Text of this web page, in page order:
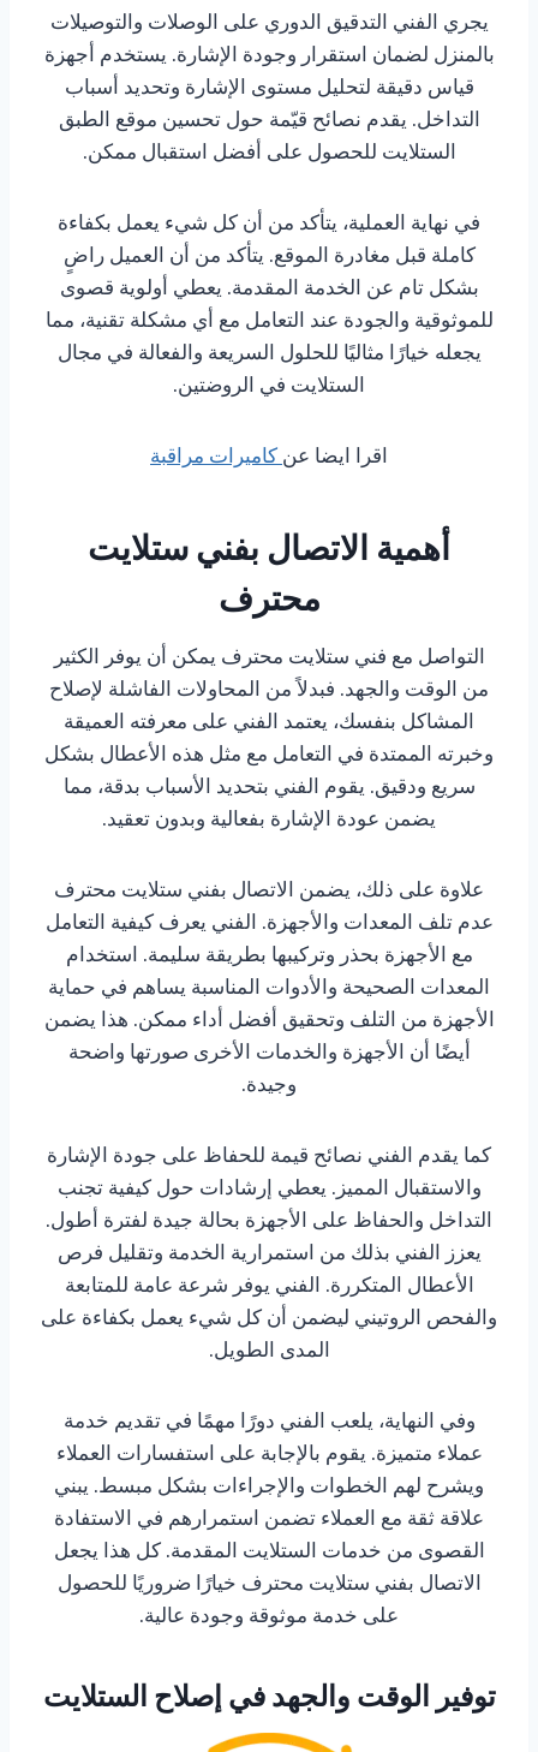
يجري الفني التدقيق الدوري على الوصلات والتوصيلات
بالمنزل لضمان استقرار وجودة الإشارة. يستخدم أجهزة
قياس دقيقة لتحليل مستوى الإشارة وتحديد أسباب
التداخل. يقدم نصائح قيّمة حول تحسين موقع الطبق
الستلايت للحصول على أفضل استقبال ممكن.
في نهاية العملية، يتأكد من أن كل شيء يعمل بكفاءة
كاملة قبل مغادرة الموقع. يتأكد من أن العميل راضٍ
بشكل تام عن الخدمة المقدمة. يعطي أولوية قصوى
للموثوقية والجودة عند التعامل مع أي مشكلة تقنية، مما
يجعله خيارًا مثاليًا للحلول السريعة والفعالة في مجال
الستلايت في الروضتين.
اقرا ايضا عنكاميرات مراقبة
أهمية الاتصال بفني ستلايت
محترف
التواصل مع فني ستلايت محترف يمكن أن يوفر الكثير
من الوقت والجهد. فبدلاً من المحاولات الفاشلة لإصلاح
المشاكل بنفسك، يعتمد الفني على معرفته العميقة
وخبرته الممتدة في التعامل مع مثل هذه الأعطال بشكل
سريع ودقيق. يقوم الفني بتحديد الأسباب بدقة، مما
يضمن عودة الإشارة بفعالية وبدون تعقيد.
علاوة على ذلك، يضمن الاتصال بفني ستلايت محترف
عدم تلف المعدات والأجهزة. الفني يعرف كيفية التعامل
مع الأجهزة بحذر وتركيبها بطريقة سليمة. استخدام
المعدات الصحيحة والأدوات المناسبة يساهم في حماية
الأجهزة من التلف وتحقيق أفضل أداء ممكن. هذا يضمن
أيضًا أن الأجهزة والخدمات الأخری صورتها واضحة
وجيدة.
كما يقدم الفني نصائح قيمة للحفاظ على جودة الإشارة
والاستقبال المميز. يعطي إرشادات حول كيفية تجنب
التداخل والحفاظ على الأجهزة بحالة جيدة لفترة أطول.
يعزز الفني بذلك من استمرارية الخدمة وتقليل فرص
الأعطال المتكررة. الفني يوفر شرعة عامة للمتابعة
والفحص الروتيني ليضمن أن كل شيء يعمل بكفاءة على
المدى الطويل.
وفي النهاية، يلعب الفني دورًا مهمًا في تقديم خدمة
عملاء متميزة. يقوم بالإجابة على استفسارات العملاء
ويشرح لهم الخطوات والإجراءات بشكل مبسط. يبني
علاقة ثقة مع العملاء تضمن استمرارهم في الاستفادة
القصوى من خدمات الستلايت المقدمة. كل هذا يجعل
الاتصال بفني ستلايت محترف خيارًا ضروريًا للحصول
على خدمة موثوقة وجودة عالية.
توفير الوقت والجهد في إصلاح الستلايت